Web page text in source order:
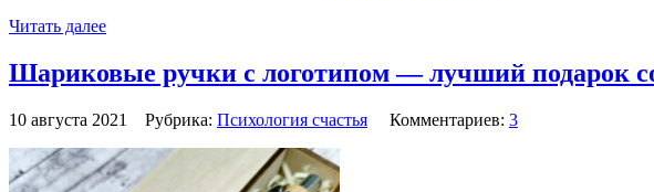
Читать далее
Шариковые ручки с логотипом — лучший подарок
10 августа 2021 Рубрика: Психология счастья Комментариев: 3